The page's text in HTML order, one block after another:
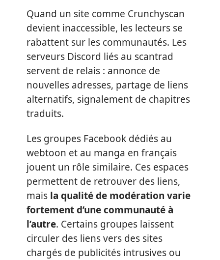
Quand un site comme Crunchyscan
devient inaccessible, les lecteurs se
rabattent sur les communautés. Les
serveurs Discord liés au scantrad
servent de relais : annonce de
nouvelles adresses, partage de liens
alternatifs, signalement de chapitres
traduits.
Les groupes Facebook dédiés au
webtoon et au manga en français
jouent un rôle similaire. Ces espaces
permettent de retrouver des liens,
mais la qualité de modération varie
fortement d’une communauté à
l’autre. Certains groupes laissent
circuler des liens vers des sites
chargés de publicités intrusives ou